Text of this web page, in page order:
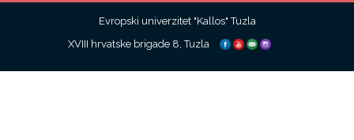
Evropski univerzitet "Kallos" Tuzla
XVIII hrvatske brigade 8, Tuzla